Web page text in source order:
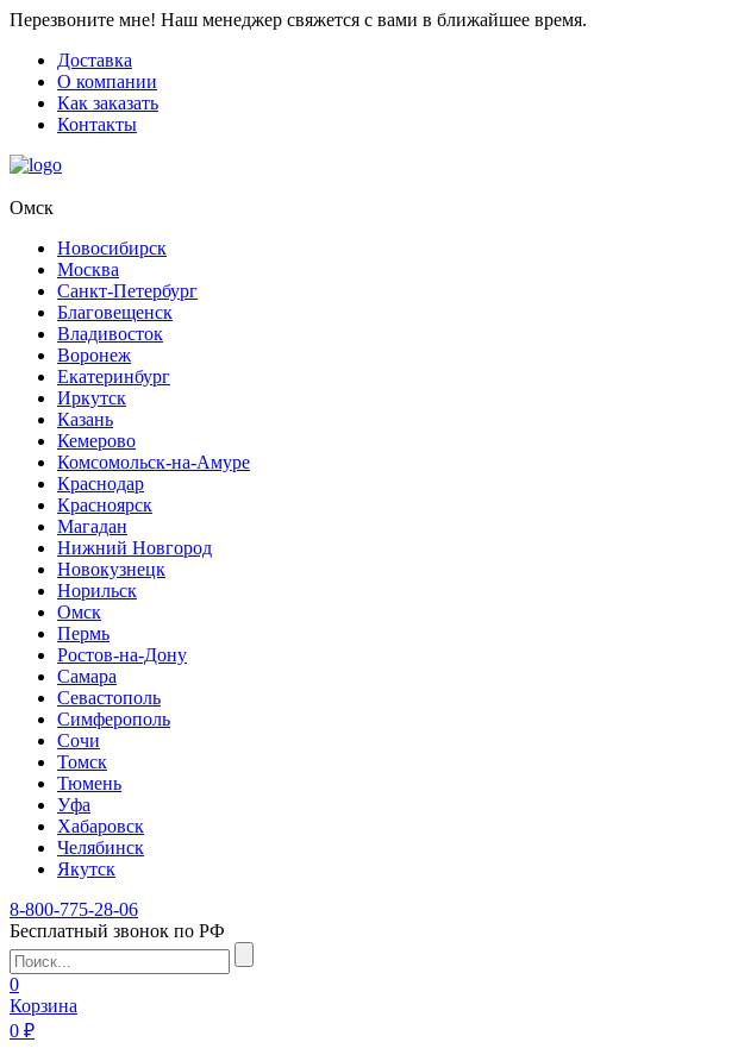
Перезвоните мне! Наш менеджер свяжется с вами в ближайшее время.
Доставка
О компании
Как заказать
Контакты
Омск
Новосибирск
Москва
Санкт-Петербург
Благовещенск
Владивосток
Воронеж
Екатеринбург
Иркутск
Казань
Кемерово
Комсомольск-на-Амуре
Краснодар
Красноярск
Магадан
Нижний Новгород
Новокузнецк
Норильск
Омск
Пермь
Ростов-на-Дону
Самара
Севастополь
Симферополь
Сочи
Томск
Тюмень
Уфа
Хабаровск
Челябинск
Якутск
8-800-775-28-06
Бесплатный звонок по РФ
0
Корзина
0 ₽